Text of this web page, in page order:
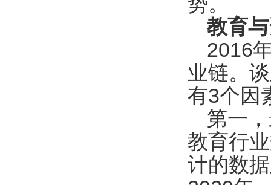
教育
2016
业链。
有3个因
第一
教育行
计的数